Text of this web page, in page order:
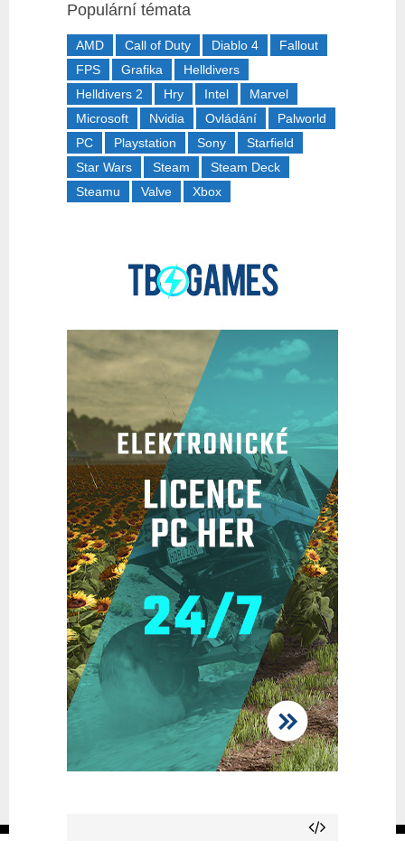
Populární témata
AMD Call of Duty Diablo 4
Fallout
FPS
Grafika
Helldivers
Helldivers 2
Hry Intel
Marvel
Microsoft
Nvidia Ovládání
Palworld
PC
Playstation Sony
Starfield
Star Wars
Steam
Steam Deck
Steamu
Valve Xbox